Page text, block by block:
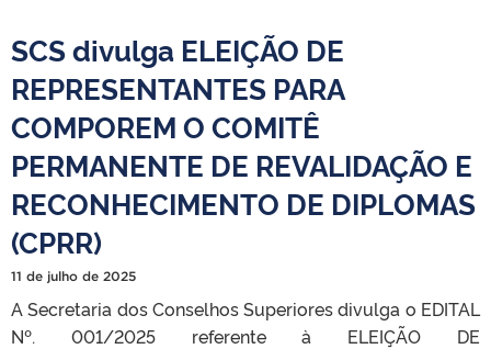
SCS divulga ELEIÇÃO DE
REPRESENTANTES PARA
COMPOREM O COMITÊ
PERMANENTE DE REVALIDAÇÃO E
RECONHECIMENTO DE DIPLOMAS
(CPRR)
11 de julho de 2025
A Secretaria dos Conselhos Superiores divulga o EDITAL
Nº. 001/2025 referente à ELEIÇÃO DE